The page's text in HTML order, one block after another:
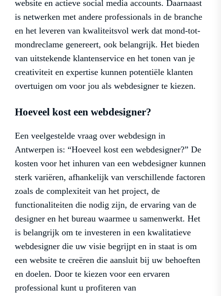
website en actieve social media accounts. Daarnaast
is netwerken met andere professionals in de branche
en het leveren van kwaliteitsvol werk dat mond-tot-
mondreclame genereert, ook belangrijk. Het bieden
van uitstekende klantenservice en het tonen van je
creativiteit en expertise kunnen potentiële klanten
overtuigen om voor jou als webdesigner te kiezen.
Hoeveel kost een webdesigner?
Een veelgestelde vraag over webdesign in
Antwerpen is: “Hoeveel kost een webdesigner?” De
kosten voor het inhuren van een webdesigner kunnen
sterk variëren, afhankelijk van verschillende factoren
zoals de complexiteit van het project, de
functionaliteiten die nodig zijn, de ervaring van de
designer en het bureau waarmee u samenwerkt. Het
is belangrijk om te investeren in een kwalitatieve
webdesigner die uw visie begrijpt en in staat is om
een website te creëren die aansluit bij uw behoeften
en doelen. Door te kiezen voor een ervaren
professional kunt u profiteren van